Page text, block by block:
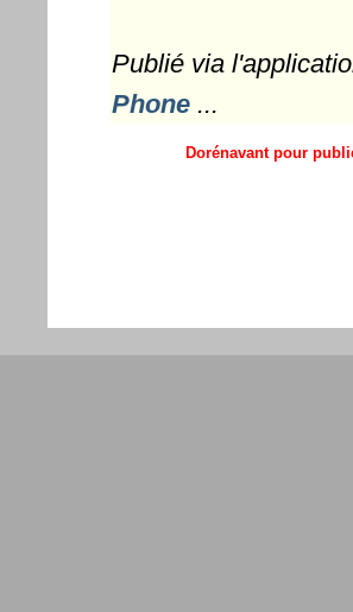
Publié via
Phone...
Dorénavant pour